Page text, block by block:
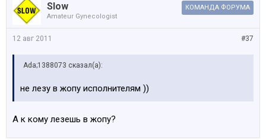
Slow
Amateur Gynecologist
КОМАНДА ФОРУМА
#37
12 авг 2011
Ada;1388073 сказал(а):
не лезу в жопу исполнителям ))
А к кому лезешь в жопу?